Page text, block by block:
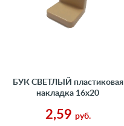
БУК СВЕТЛЫЙ пластиковая
накладка 16х20
2,59 руб.